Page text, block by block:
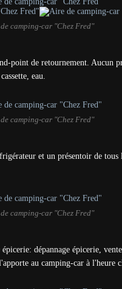
camping-car "Chez Fred"
point de retournement. Aucun
eau.
camping-car "Chez Fred"
et un présentoir de tous
camping-car "Chez Fred"
dépannage épicerie,
au camping-car à l'heure